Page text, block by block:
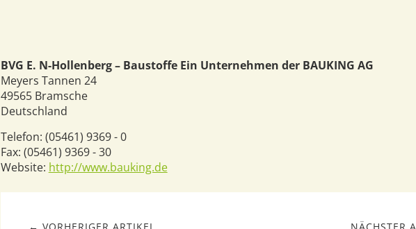
BVG E. N-Hollenberg – Baustoffe Ein Unternehmen der BAUKING AG
Meyers Tannen 24
49565 Bramsche
Deutschland
Telefon: (05461) 9369 - 0
Fax: (05461) 9369 - 30
Website: http://www.bauking.de